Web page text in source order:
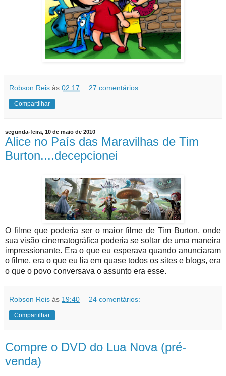
Robson Reis às 02:17 27 comentários:
Compartilhar
segunda-feira, 10 de maio de 2010
Alice no País das Maravilhas de Tim
Burton....decepcionei
O filme que poderia ser o maior filme de Tim Burton, onde
sua visão cinematográfica poderia se soltar de uma maneira
impressionante. Era o que eu esperava quando anunciaram
o filme, era o que eu lia em quase todos os sites e blogs, era
o que o povo conversava o assunto era esse.
Robson Reis às 19:40 24 comentários:
Compartilhar
Compre o DVD do Lua Nova (pré-
venda)